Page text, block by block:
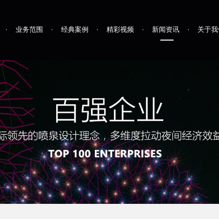
· 业务范围 · 经典案例 · 精彩视频 · 新闻资讯 · 关于